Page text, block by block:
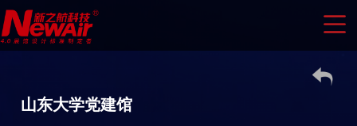
山东大学党建馆